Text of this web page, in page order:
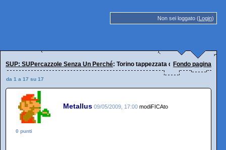
Non sei loggato (Login)
SUP: SUPercazzole Senza Un Perché: Torino tappezzata da manifesti strani...
Fondo pagina
da 1 a 17 su 17
Metallus 09/05/2009, 17:00 modiFICAto
0 punti